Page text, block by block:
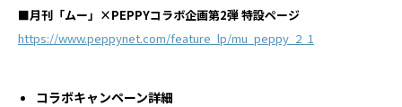
■⽉刊「ムー」×PEPPYコラボ企画第2弾 特設ページ
https://www.peppynet.com/feature_lp/mu_peppy_2_1
コラボキャンペーン詳細